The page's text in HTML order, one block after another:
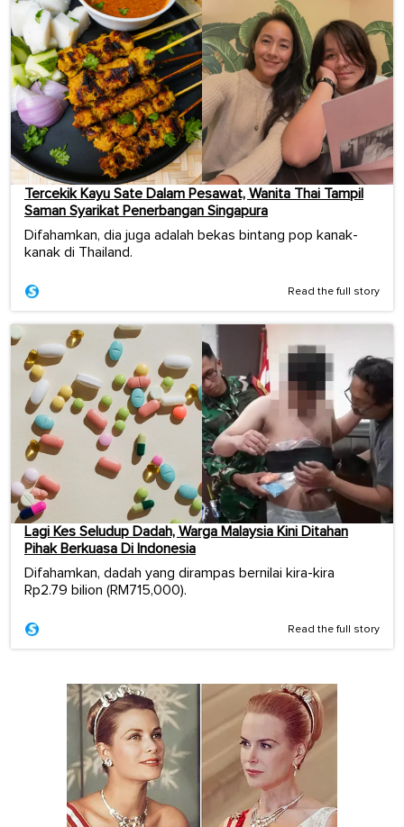
Tercekik Kayu Sate Dalam Pesawat, Wanita Thai Tampil
Saman Syarikat Penerbangan Singapura
Difahamkan, dia juga adalah bekas bintang pop kanak-
kanak di Thailand.
Read the full story
Lagi Kes Seludup Dadah, Warga Malaysia Kini Ditahan
Pihak Berkuasa Di Indonesia
Difahamkan, dadah yang dirampas bernilai kira-kira
Rp2.79 bilion (RM715,000).
Read the full story